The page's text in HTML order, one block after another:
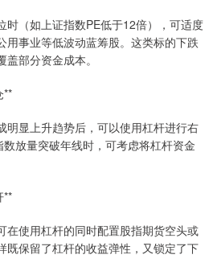
时（如上证指数PE低于12倍），可适度
用事业等低波动蓝筹股。这类标的下跌
部分资金成本。
**
明显上升趋势后，可以使用杠杆进行右
放量突破年线时，可考虑将杠杆资金
**
在使用杠杆的同时配置股指期货空头或
既保留了杠杆的收益弹性，又锁定了下